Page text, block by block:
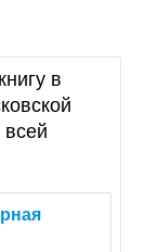
в
всей